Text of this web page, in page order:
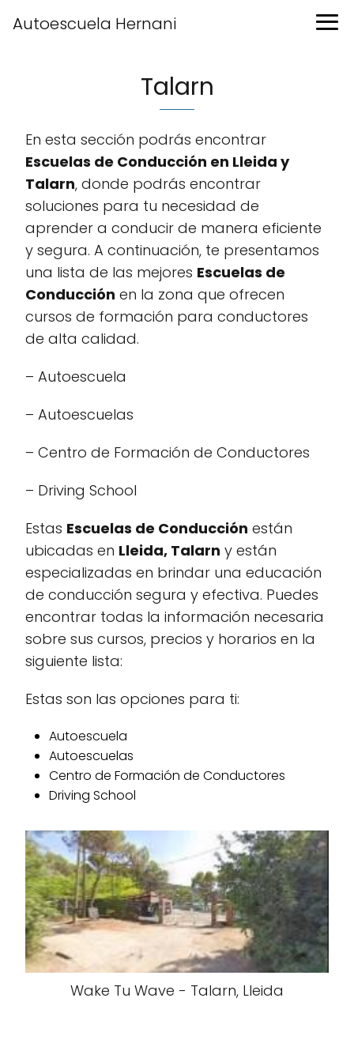
Autoescuela Hernani
Talarn
En esta sección podrás encontrar
Escuelas de Conducción en Lleida y
Talarn, donde podrás encontrar
soluciones para tu necesidad de
aprender a conducir de manera eficiente
y segura. A continuación, te presentamos
una lista de las mejores Escuelas de
Conducción en la zona que ofrecen
cursos de formación para conductores
de alta calidad.
– Autoescuela
– Autoescuelas
– Centro de Formación de Conductores
– Driving School
Estas Escuelas de Conducción están
ubicadas en Lleida, Talarn y están
especializadas en brindar una educación
de conducción segura y efectiva. Puedes
encontrar todas la información necesaria
sobre sus cursos, precios y horarios en la
siguiente lista:
Estas son las opciones para ti:
Autoescuela
Autoescuelas
Centro de Formación de Conductores
Driving School
Wake Tu Wave - Talarn, Lleida